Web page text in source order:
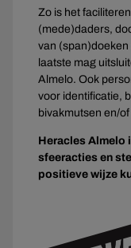
Zo is het
(mede)daders,
van
laatste mag
Almelo. Ook
voor identificatie,
bivakmutsen en/
Heracles Almelo
sfeeracties en
positieve wijze